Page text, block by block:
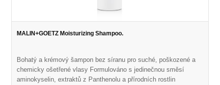
MALIN+GOETZ Moisturizing Shampoo.
Bohatý a krémový šampon bez síranu pro suché, poškozené a
chemicky ošetřené vlasy Formulováno s jedinečnou směsí
aminokyselin, extraktů z Panthenolu a přírodních rostlin